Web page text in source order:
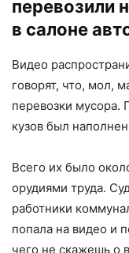
перевозили
в салоне
Видео
говорят, что, мол,
перевозки мусора.
кузов был
Всего их было
орудиями труда.
работники
попала на видео и
чего не скажешь о